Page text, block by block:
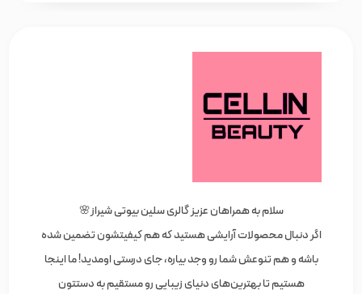
سلام به همراهان عزیز گالری سلین بیوتی شیراز🌸
اگر دنبال محصولات آرایشی هستید که هم کیفیتشون تضمین شده
باشه و هم تنوعش شما رو وجد بیاره، جای درستی اومدید! ما اینجا
هستیم تا بهترین‌های دنیای زیبایی رو مستقیم به دستتون